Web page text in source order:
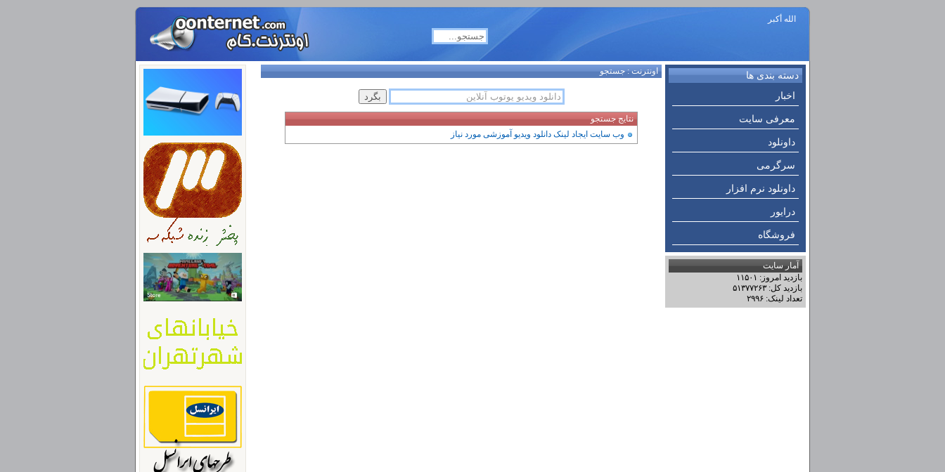
الله أكبر
دسته بندی ها
اخبار
معرفی سایت
داونلود
سرگرمی
داونلود نرم افزار
درایور
فروشگاه
آمار سایت
بازدید امروز: ۱۱۵۰۱
بازدید کل: ۵۱۳۷۷۲۶۳
تعداد لینک: ۲۹۹۶
اونترنت:جستجو
نتایج جستجو
وب سایت ایجاد لینک دانلود ویدیو آموزشی مورد نیاز